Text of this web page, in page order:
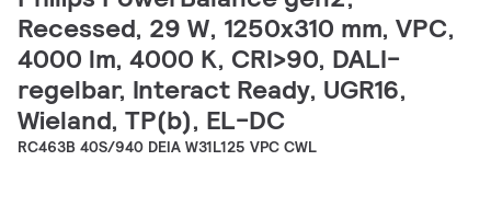
Recessed, 29 W, 1250x310 mm, VPC,
4000 lm, 4000 K, CRI>90, DALI-
regelbar, Interact Ready, UGR16,
Wieland, TP(b), EL-DC
RC463B 40S/940 DEIA W31L125 VPC CWL